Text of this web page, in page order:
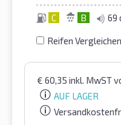
C B 69
Reifen Vergleichen
€ 60,35 inkl. MwST
AUF LAGER